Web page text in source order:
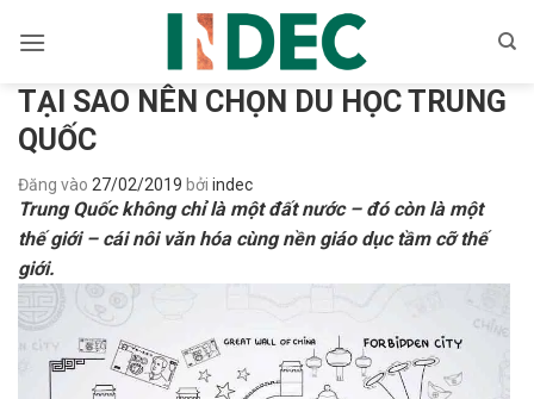
qua
dungTẠI SAO NÊN CHỌN DU HỌC TRUNG
QUỐC
Đăng vào 27/02/2019 bởi indec
Trung Quốc không chỉ là một đất nước – đó còn là một
thế giới – cái nôi văn hóa cùng nền giáo dục tầm cỡ thế
giới.